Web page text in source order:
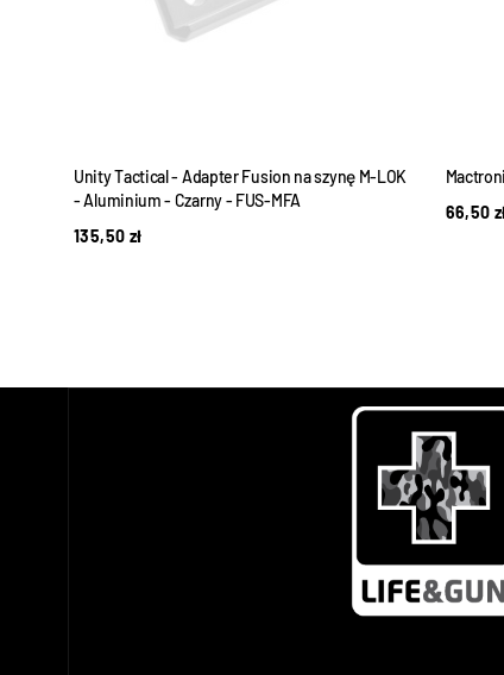
Unity Tactical - Adapter Fusion na szynę M-LOK
- Aluminium - Czarny - FUS-MFA
135,50 zł
66,50